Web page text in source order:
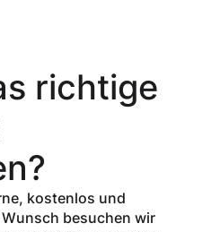
richtige
kostenlos und
besuchen wir